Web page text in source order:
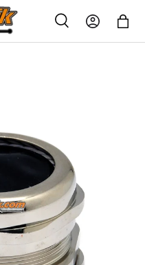
SearchLog in Bag